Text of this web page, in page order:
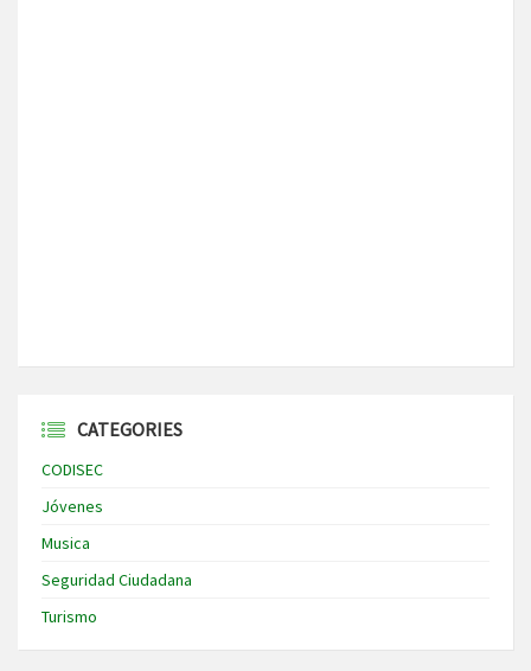
CATEGORIES
CODISEC
Jóvenes
Musica
Seguridad Ciudadana
Turismo